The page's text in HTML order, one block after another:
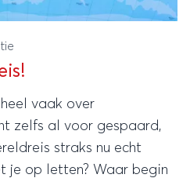
vaak over
zelfs al voor gespaard,
straks nu echt
je op letten? Waar begin